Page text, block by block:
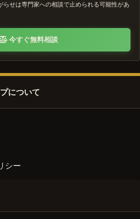
らせは専門家への相談で止められる可能性があ
今すぐ無料相談
について
シー